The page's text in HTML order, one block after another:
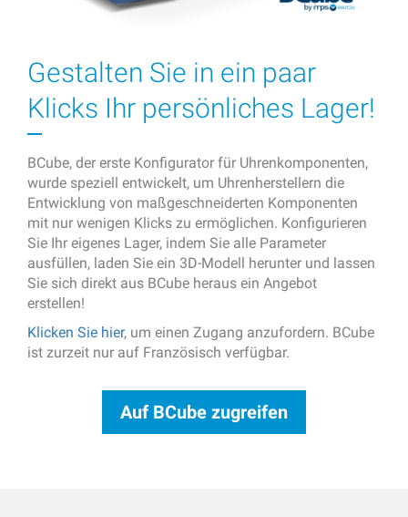
Gestalten Sie in ein paar
Klicks Ihr persönliches Lager!
BCube, der erste Konfigurator für Uhrenkomponenten,
wurde speziell entwickelt, um Uhrenherstellern die
Entwicklung von maßgeschneiderten Komponenten
mit nur wenigen Klicks zu ermöglichen. Konfigurieren
Sie Ihr eigenes Lager, indem Sie alle Parameter
ausfüllen, laden Sie ein 3D-Modell herunter und lassen
Sie sich direkt aus BCube heraus ein Angebot
erstellen!
Klicken Sie hier, um einen Zugang anzufordern. BCube
ist zurzeit nur auf Französisch verfügbar.
Auf BCube zugreifen